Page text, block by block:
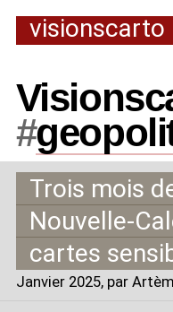
visionscarto
#
Trois mois
Nouvelle-
cartes
Janvier 2025, par